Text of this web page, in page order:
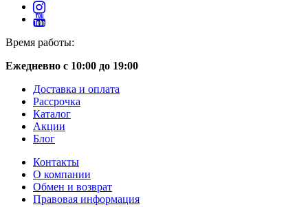
Время работы:
Ежедневно с 10:00 до 19:00
Доставка и оплата
Рассрочка
Каталог
Акции
Блог
Контакты
О компании
Обмен и возврат
Правовая информация